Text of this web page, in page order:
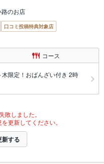
のお店
口コミ投稿特典対象店
コース
木限定！おばんざい付き 2時
敗しました。
更新してください。
新する